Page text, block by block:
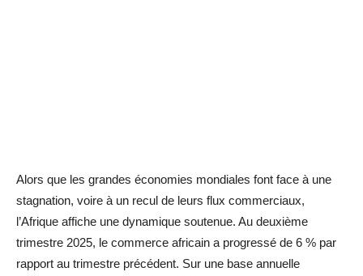
Alors que les grandes économies mondiales font face à une
stagnation, voire à un recul de leurs flux commerciaux,
l’Afrique affiche une dynamique soutenue. Au deuxième
trimestre 2025, le commerce africain a progressé de 6 % par
rapport au trimestre précédent. Sur une base annuelle